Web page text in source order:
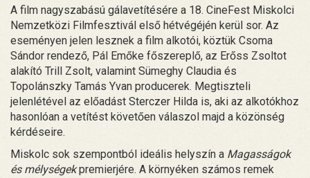
A film nagyszabású gálavetítésére a 18. CineFest Miskolci
Nemzetközi Filmfesztivál első hétvégéjén kerül sor. Az
eseményen jelen lesznek a film alkotói, köztük Csoma
Sándor rendező, Pál Emőke főszereplő, az Erőss Zsoltot
alakító Trill Zsolt, valamint Sümeghy Claudia és
Topolánszky Tamás Yvan producerek. Megtiszteli
jelenlétével az előadást Sterczer Hilda is, aki az alkotókhoz
hasonlóan a vetítést követően válaszol majd a közönség
kérdéseire.
Miskolc sok szempontból ideális helyszín a Magasságok
és mélységekpremierjére. A környéken számos remek